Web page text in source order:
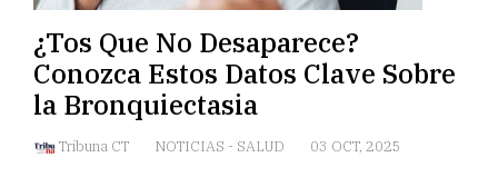
¿Tos Que No Desaparece?
Conozca Estos Datos Clave Sobre
la Bronquiectasia
Tribuna CT NOTICIAS - SALUD 03 OCT, 2025